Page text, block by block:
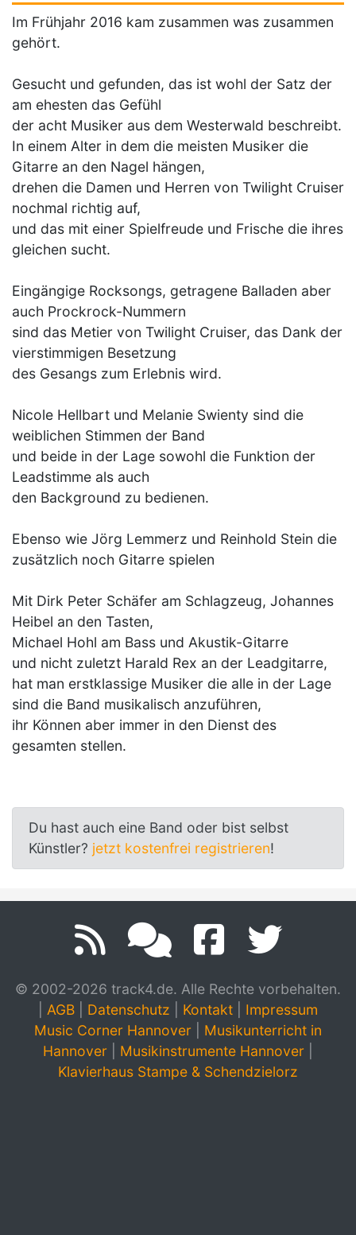
Im Frühjahr 2016 kam zusammen was zusammen
gehört.
Gesucht und gefunden, das ist wohl der Satz der
am ehesten das Gefühl
der acht Musiker aus dem Westerwald beschreibt.
In einem Alter in dem die meisten Musiker die
Gitarre an den Nagel hängen,
drehen die Damen und Herren von Twilight Cruiser
nochmal richtig auf,
und das mit einer Spielfreude und Frische die ihres
gleichen sucht.
Eingängige Rocksongs, getragene Balladen aber
auch Prockrock-Nummern
sind das Metier von Twilight Cruiser, das Dank der
vierstimmigen Besetzung
des Gesangs zum Erlebnis wird.
Nicole Hellbart und Melanie Swienty sind die
weiblichen Stimmen der Band
und beide in der Lage sowohl die Funktion der
Leadstimme als auch
den Background zu bedienen.
Ebenso wie Jörg Lemmerz und Reinhold Stein die
zusätzlich noch Gitarre spielen
Mit Dirk Peter Schäfer am Schlagzeug, Johannes
Heibel an den Tasten,
Michael Hohl am Bass und Akustik-Gitarre
und nicht zuletzt Harald Rex an der Leadgitarre,
hat man erstklassige Musiker die alle in der Lage
sind die Band musikalisch anzuführen,
ihr Können aber immer in den Dienst des
gesamten stellen.
Du hast auch eine Band oder bist selbst
Künstler? jetzt kostenfrei registrieren!
© 2002-2026 track4.de. Alle Rechte vorbehalten.
AGB Datenschutz Kontakt
Impressum
Music Corner Hannover
Musikunterricht in
Hannover
Musikinstrumente Hannover
Klavierhaus Stampe & Schendzielorz